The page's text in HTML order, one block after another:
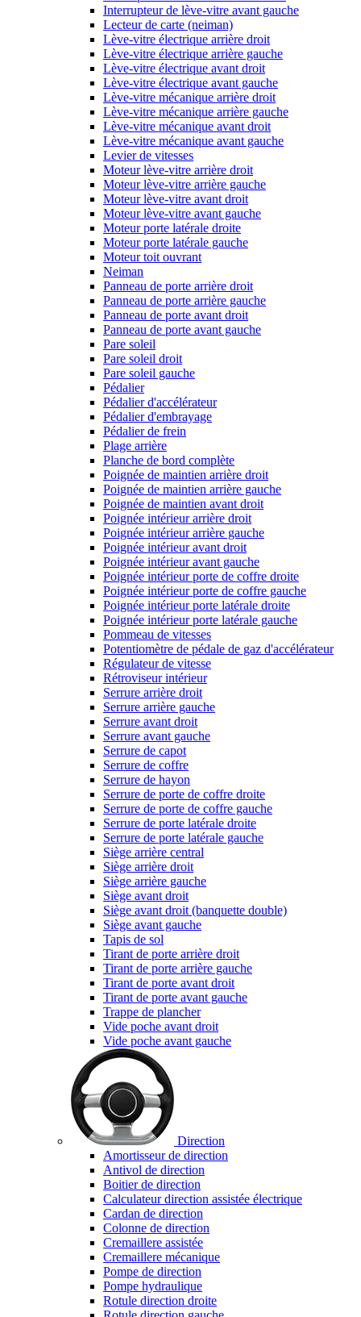
Interrupteur de lève-vitre avant gauche
Lecteur de carte (neiman)
Lève-vitre électrique arrière droit
Lève-vitre électrique arrière gauche
Lève-vitre électrique avant droit
Lève-vitre électrique avant gauche
Lève-vitre mécanique arrière droit
Lève-vitre mécanique arrière gauche
Lève-vitre mécanique avant droit
Lève-vitre mécanique avant gauche
Levier de vitesses
Moteur lève-vitre arrière droit
Moteur lève-vitre arrière gauche
Moteur lève-vitre avant droit
Moteur lève-vitre avant gauche
Moteur porte latérale droite
Moteur porte latérale gauche
Moteur toit ouvrant
Neiman
Panneau de porte arrière droit
Panneau de porte arrière gauche
Panneau de porte avant droit
Panneau de porte avant gauche
Pare soleil
Pare soleil droit
Pare soleil gauche
Pédalier
Pédalier d'accélérateur
Pédalier d'embrayage
Pédalier de frein
Plage arrière
Planche de bord complète
Poignée de maintien arrière droit
Poignée de maintien arrière gauche
Poignée de maintien avant droit
Poignée intérieur arrière droit
Poignée intérieur arrière gauche
Poignée intérieur avant droit
Poignée intérieur avant gauche
Poignée intérieur porte de coffre droite
Poignée intérieur porte de coffre gauche
Poignée intérieur porte latérale droite
Poignée intérieur porte latérale gauche
Pommeau de vitesses
Potentiomètre de pédale de gaz d'accélérateur
Régulateur de vitesse
Rétroviseur intérieur
Serrure arrière droit
Serrure arrière gauche
Serrure avant droit
Serrure avant gauche
Serrure de capot
Serrure de coffre
Serrure de hayon
Serrure de porte de coffre droite
Serrure de porte de coffre gauche
Serrure de porte latérale droite
Serrure de porte latérale gauche
Siège arrière central
Siège arrière droit
Siège arrière gauche
Siège avant droit
Siège avant droit (banquette double)
Siège avant gauche
Tapis de sol
Tirant de porte arrière droit
Tirant de porte arrière gauche
Tirant de porte avant droit
Tirant de porte avant gauche
Trappe de plancher
Vide poche avant droit
Vide poche avant gauche
Direction
Amortisseur de direction
Antivol de direction
Boitier de direction
Calculateur direction assistée électrique
Cardan de direction
Colonne de direction
Cremaillere assistée
Cremaillere mécanique
Pompe de direction
Pompe hydraulique
Rotule direction droite